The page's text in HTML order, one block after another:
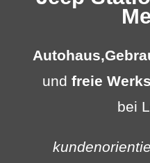
Autohaus,
und freie
bei